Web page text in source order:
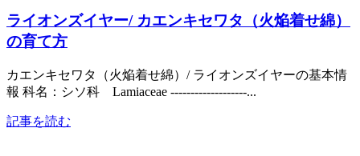
ライオンズイヤー/ カエンキセワタ（火焔着せ綿）
の育て方
カエンキセワタ（火焔着せ綿）/ ライオンズイヤーの基本情
報 科名：シソ科 Lamiaceae -------------------...
記事を読む